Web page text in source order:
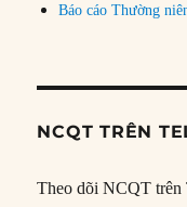
Báo cáo Thường
NCQT TRÊN
Theo dõi NCQT trên